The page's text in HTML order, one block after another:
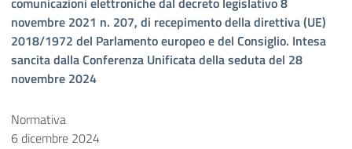
novembre 2021 n. 207, di recepimento della direttiva (UE)
2018/1972 del Parlamento europeo e del Consiglio. Intesa
sancita dalla Conferenza Unificata della seduta del 28
novembre 2024
Normativa
6 dicembre 2024